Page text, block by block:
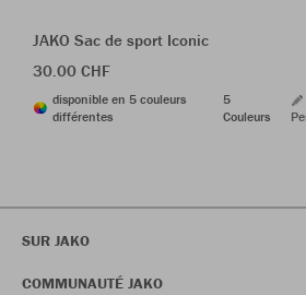
JAKO Sac de sport Iconic
30.00 CHF
disponible en 5 couleurs
différentes
5
Couleurs
SUR JAKO
COMMUNAUTÉ JAKO